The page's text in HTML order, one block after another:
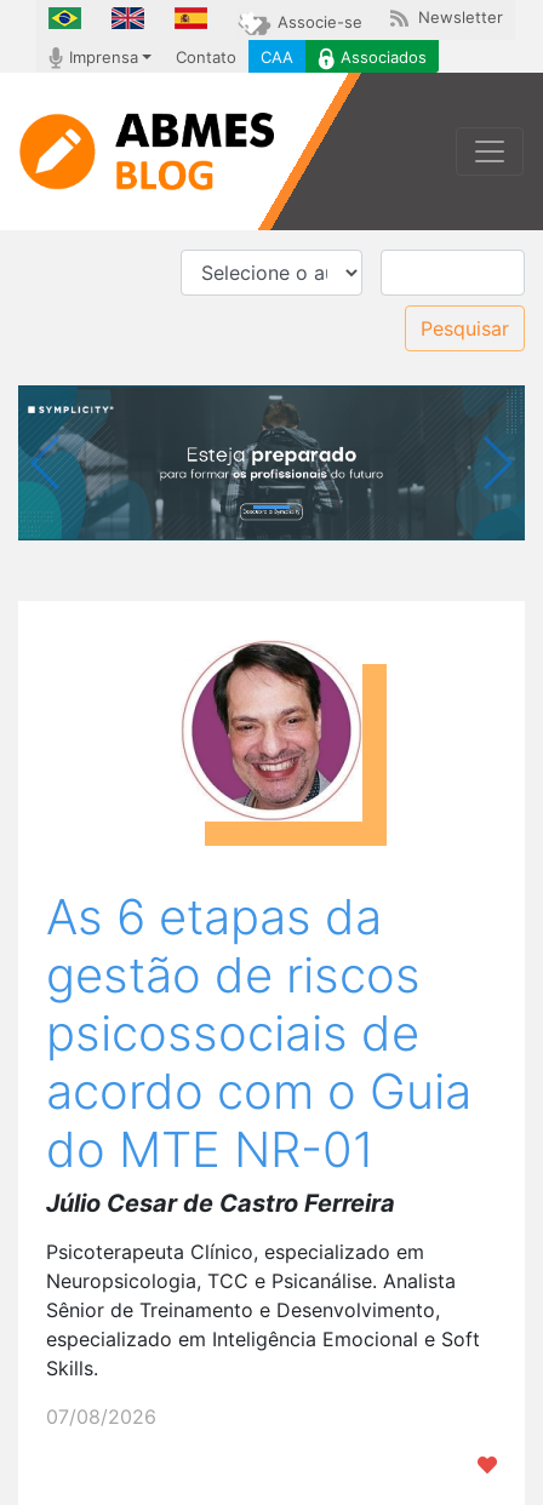
Associe-se Newsletter
Imprensa Contato CAA Associados
Pesquisar
Previous Next
As 6 etapas da
gestão de riscos
psicossociais de
acordo com o Guia
do MTE NR-01
Júlio Cesar de Castro Ferreira
Psicoterapeuta Clínico, especializado em
Neuropsicologia, TCC e Psicanálise. Analista
Sênior de Treinamento e Desenvolvimento,
especializado em Inteligência Emocional e Soft
Skills.
07/08/2026